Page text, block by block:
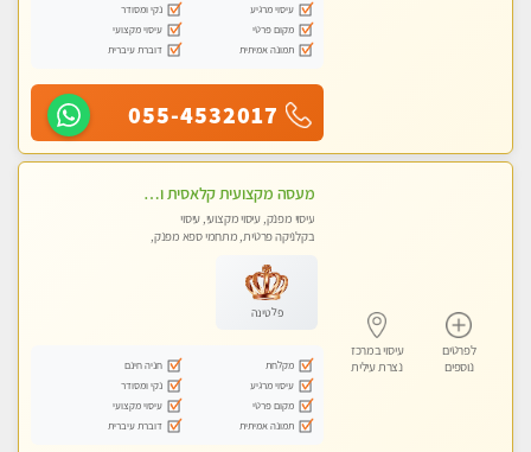
עיסוי מרגיע
נקי ומסודר
מקום פרטי
עיסוי מקצועי
תמונה אמיתית
דוברת עיברית
055-4532017
לפרטים
נוספים
עיסוי במרכז
נצרת עילית
מעסה מקצועית קלאסית ומפנקת בחיפה
עיסוי מפנק, עיסוי מקצועי, עיסוי
בקלניקה פרטית, מתחמי ספא מפנק,
פלטינה
מקלחת
חניה חינם
עיסוי מרגיע
נקי ומסודר
מקום פרטי
עיסוי מקצועי
תמונה אמיתית
דוברת עיברית